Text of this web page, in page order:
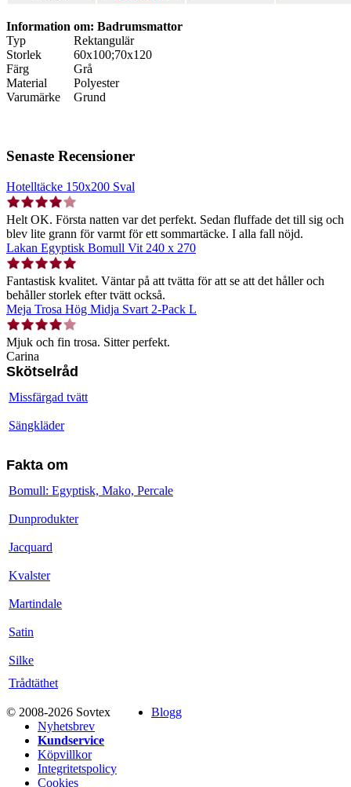
Information om: Badrumsmattor
Typ
Rektangulär
Storlek
60x100;70x120
Färg
Grå
Material
Polyester
Varumärke
Grund
Senaste Recensioner
Hotelltäcke 150x200 Sval
Helt OK. Första natten var det perfekt. Sedan fluffade det till sig och
blev lite grann för varmt för ett sommartäcke. I alla fall nöjd.
Lakan Egyptisk Bomull Vit 240 x 270
Fantastisk kvalitet. Väntar på att tvätta för att se att det håller och
behåller storlek efter tvätt också.
Meja Trosa Hög Midja Svart 2-Pack L
Mjuk och fin trosa. Sitter perfekt.
Carina
Skötselråd
Missfärgad tvätt
Sängkläder
Fakta om
Bomull: Egyptisk, Mako, Percale
Dunprodukter
Jacquard
Kvalster
Martindale
Satin
Silke
Trådtäthet
© 2008-2026 Sovtex
Blogg
Nyhetsbrev
Kundservice
Köpvillkor
Integritetspolicy
Cookies